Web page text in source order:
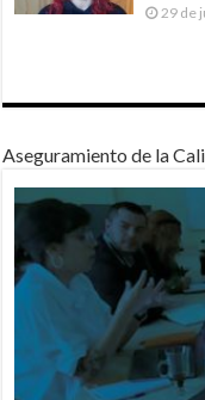
29 de
Aseguramiento de la